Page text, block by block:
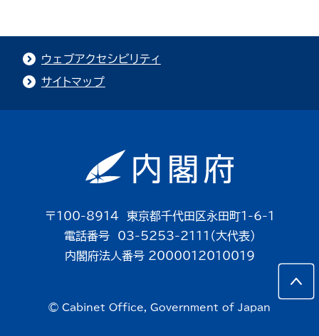
ウェブアクセシビリティ
サイトマップ
〒100-8914 東京都千代田区永田町1-6-1
電話番号 03-5253-2111（大代表）
内閣府法人番号 2000012010019
© Cabinet Office, Government of Japan